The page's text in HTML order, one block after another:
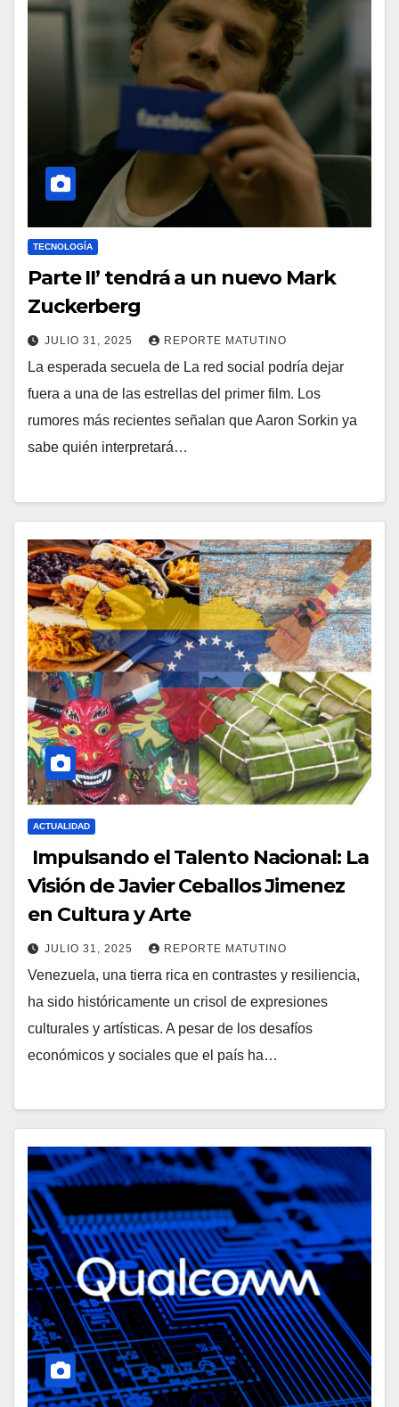
TECNOLOGÍA
Parte II’ tendrá a un nuevo Mark
Zuckerberg
JULIO 31, 2025 REPORTE MATUTINO
La esperada secuela de La red social podría dejar
fuera a una de las estrellas del primer film. Los
rumores más recientes señalan que Aaron Sorkin ya
sabe quién interpretará…
ACTUALIDAD
Impulsando el Talento Nacional: La
Visión de Javier Ceballos Jimenez
en Cultura y Arte
JULIO 31, 2025 REPORTE MATUTINO
Venezuela, una tierra rica en contrastes y resiliencia,
ha sido históricamente un crisol de expresiones
culturales y artísticas. A pesar de los desafíos
económicos y sociales que el país ha…